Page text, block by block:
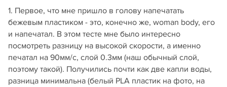
1. Первое, что мне пришло в голову напечатать
бежевым пластиком - это, конечно же, woman body, его
и напечатал. В этом тесте мне было интересно
посмотреть разницу на высокой скорости, а именно
печатал на 90мм/с, слой 0.3мм (наш обычный слой,
поэтому такой). Получились почти как две капли воды,
разница минимальна (белый PLA пластик на фото, на